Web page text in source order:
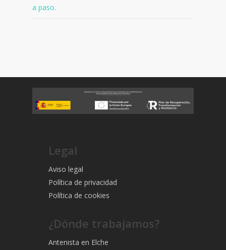
a paso.
Legal
Aviso legal
Política de privacidad
Política de cookies
¿Dónde trabajamos?
Antenista en Elche